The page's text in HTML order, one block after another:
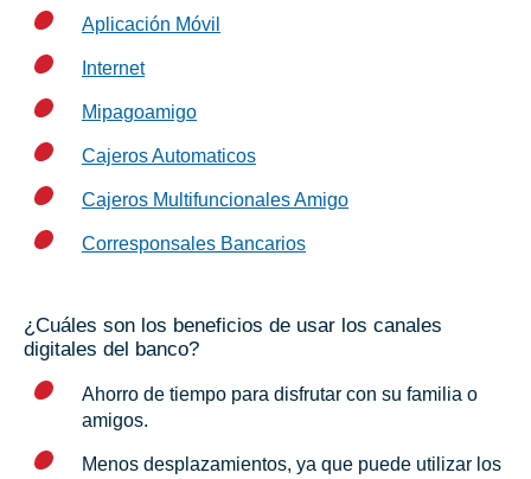
Aplicación Móvil
Internet
Mipagoamigo
Cajeros Automaticos
Cajeros Multifuncionales Amigo
Corresponsales Bancarios
¿Cuáles son los beneficios de usar los canales
digitales del banco?
Ahorro de tiempo para disfrutar con su familia o
amigos.
Menos desplazamientos, ya que puede utilizar los